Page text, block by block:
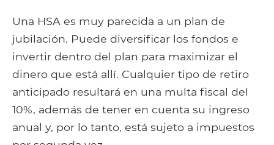
Una HSA es muy parecida a un plan de
jubilación. Puede diversificar los fondos e
invertir dentro del plan para maximizar el
dinero que está allí. Cualquier tipo de retiro
anticipado resultará en una multa fiscal del
10%, además de tener en cuenta su ingreso
anual y, por lo tanto, está sujeto a impuestos